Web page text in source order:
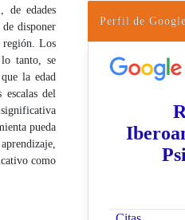
de edades
disponer
región. Los
tanto, se
la edad
del
pueda
como
Perfil de